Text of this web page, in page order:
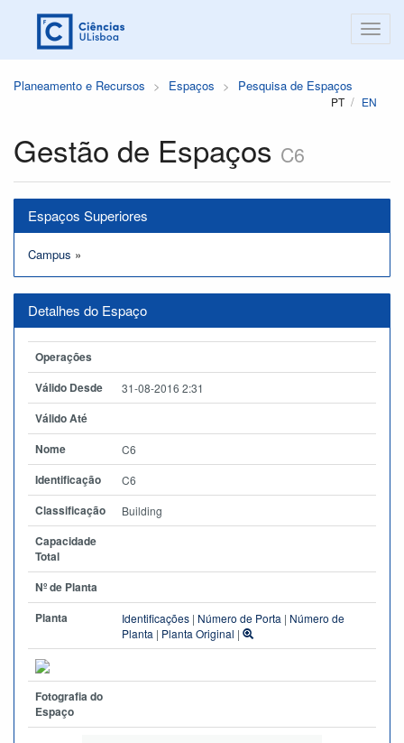
Planeamento e Recursos Espaços Pesquisa de Espaços
PT EN
Gestão de Espaços C6
Espaços Superiores
Campus »
Detalhes do Espaço
Operações
Válido Desde
31-08-2016 2:31
Válido Até
Nome
C6
Identificação C6
Classificação Building
Capacidade
Total
Nº de Planta
Planta
Identificações | Número de Porta | Número de
Planta | Planta Original |
Fotografia do
Espaço